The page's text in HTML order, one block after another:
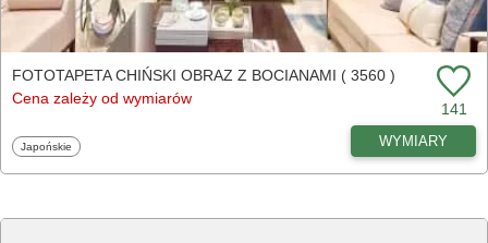
FOTOTAPETA CHIŃSKI OBRAZ Z BOCIANAMI ( 3560 )
Cena zależy od wymiarów
141
Fototapety
Japońskie WYMIARY